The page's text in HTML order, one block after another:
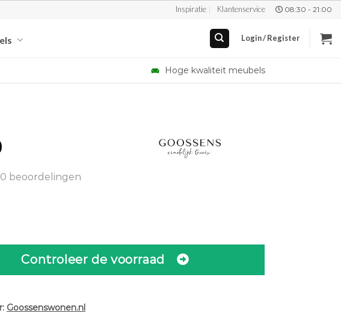
Inspiratie Klantenservice 08:30 - 21:00
Login / Register
Hoge kwaliteit meubels
0 beoordelingen
Controleer de voorraad
Goossenswonen.nl